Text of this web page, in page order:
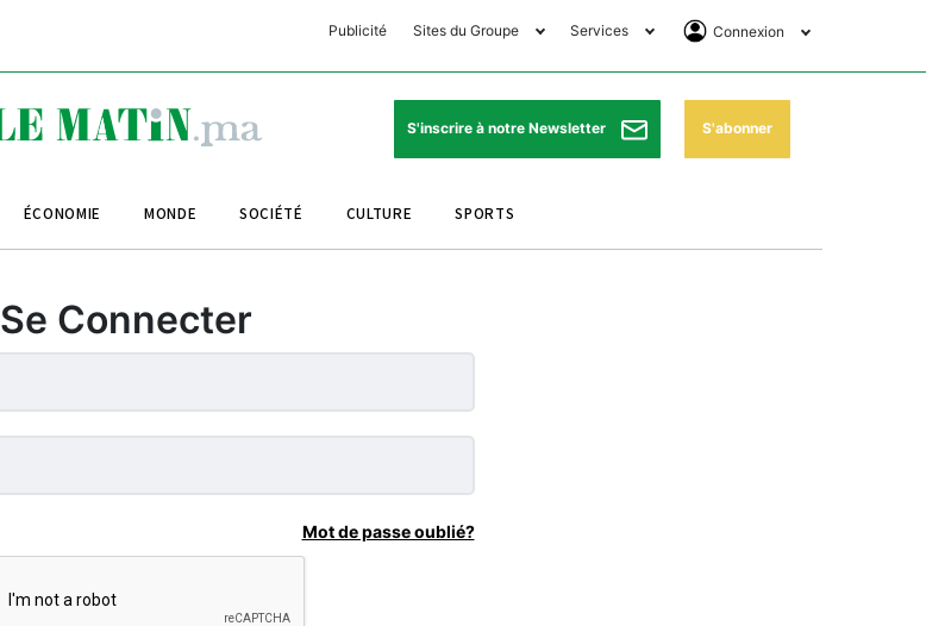
Publicité Sites du Groupe
Club Avantages
Le Matin Sports
Le Matin Store
Services
Horaires de prières
Pharmacies de garde
Programme TV
Connexion
Se Connecter
Abonnement
S'inscrire à notre Newsletter S'abonner
ÉCONOMIE MONDE SOCIÉTÉ CULTURE SPORTS
Se Connecter
Mot de passe oublié?